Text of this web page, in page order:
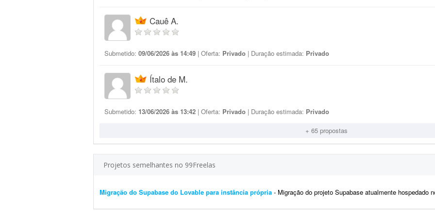
Cauê A.
Submetido: 09/06/2026 às 14:49 | Oferta: Privado | Duração estimada: Privado
Ítalo de M.
Submetido: 13/06/2026 às 13:42 | Oferta: Privado | Duração estimada: Privado
+ 65 propostas
Projetos semelhantes no 99Freelas
Migração do Supabase do Lovable para instância própria - Migração do projeto Supabase atualmente hospedado no Lovable para uma instância própria,